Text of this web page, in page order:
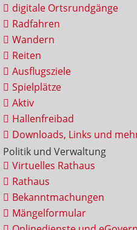
digitale Ortsrundgänge
Radfahren
Wandern
Reiten
Ausflugsziele
Spielplätze
Aktiv
Hallenfreibad
Downloads, Links und
Politik und Verwaltung
Virtuelles Rathaus
Rathaus
Bekanntmachungen
Mängelformular